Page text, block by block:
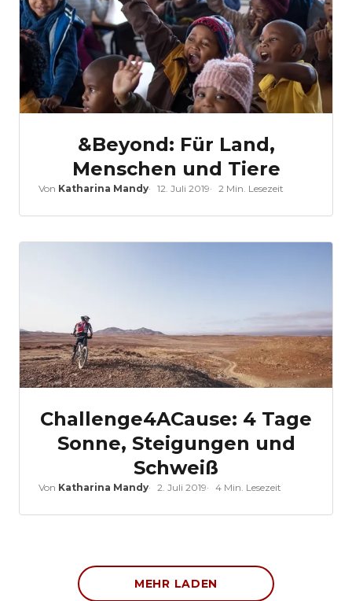
&Beyond: Für Land,
Menschen und Tiere
Von Katharina Mandy 12. Juli 2019 2 Min. Lesezeit
Challenge4ACause: 4 Tage
Sonne, Steigungen und
Schweiß
Von Katharina Mandy 2. Juli 2019 4 Min. Lesezeit
MEHR LADEN